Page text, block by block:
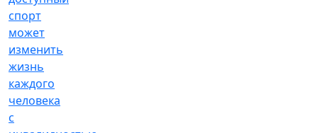
спорт
может
изменить
жизнь
каждого
человека
с